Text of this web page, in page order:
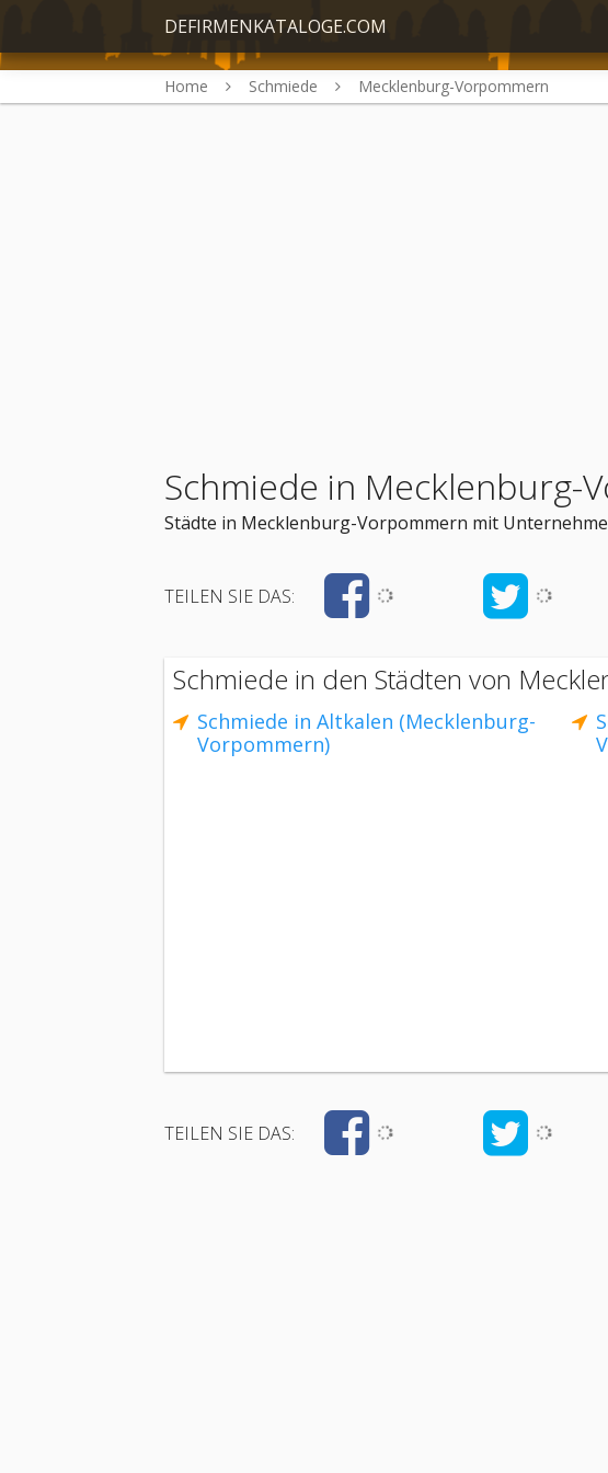
DEFIRMENKATALOGE.COM
Home Schmiede Mecklenburg-Vorpommern
Schmiede in Mecklenburg-
Städte in Mecklenburg-Vorpommern mit
TEILEN SIE DAS:
Schmiede in den Städten von
Schmiede in Altkalen (Mecklenburg-
Vorpommern)
TEILEN SIE DAS: